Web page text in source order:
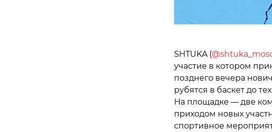
SHTUKA (
участие в котором
позднего вечера
рубятся в баскет до
На площадке — две
приходом новых
спортивное